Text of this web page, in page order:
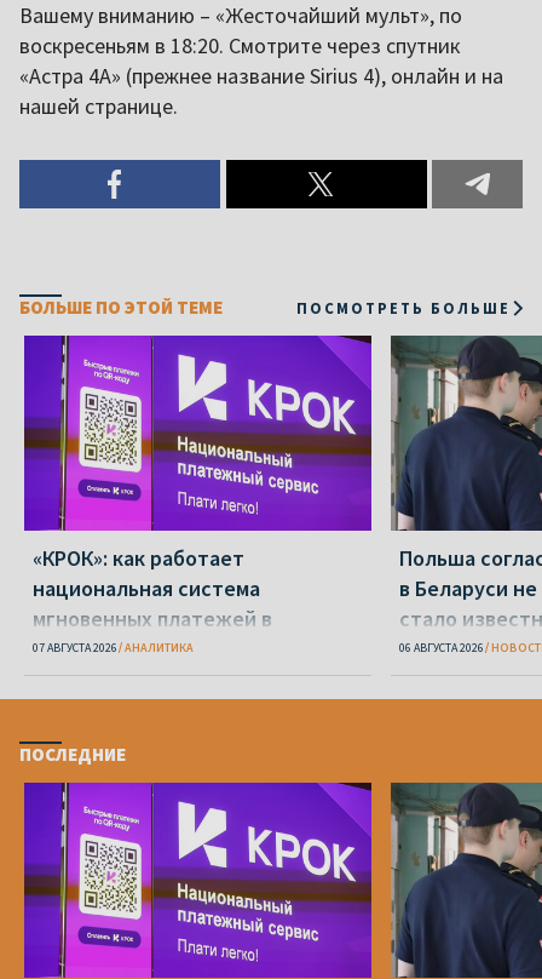
Вашему вниманию – «Жесточайший мульт», по
воскресеньям в 18:20. Смотрите через спутник
«Астра 4A» (прежнее название Sirius 4), онлайн и на
нашей странице.
БОЛЬШЕ ПО ЭТОЙ ТЕМЕ ПОСМОТРЕТЬ БОЛЬШЕ
«КРОК»: как работает
национальная система
мгновенных платежей в
Беларуси
07 АВГУСТА 2026 АНАЛИТИКА
Польша
в Беларуси
стало
06 АВГУСТА 2026
ПОСЛЕДНИЕ